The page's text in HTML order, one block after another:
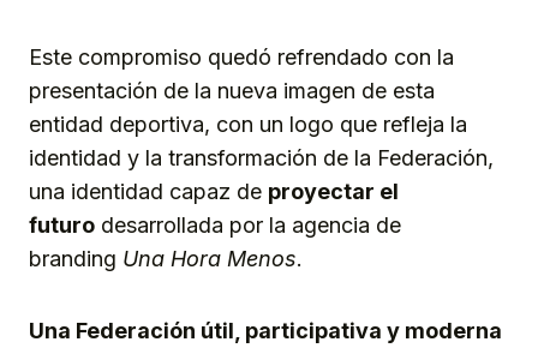
Este compromiso quedó refrendado con la
presentación de la nueva imagen de esta
entidad deportiva, con un logo que refleja la
identidad y la transformación de la Federación,
una identidad capaz de proyectar el
futuro desarrollada por la agencia de
branding Una Hora Menos.
Una Federación útil, participativa y moderna